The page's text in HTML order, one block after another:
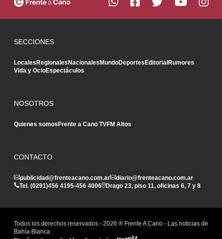
SECCIONES
LocalesRegionalesNacionalesMundoDeportesEditorialRumores
Vida y OcioEspectáculos
NOSOTROS
Quienes somosFrente a Cano TVFM Altos
CONTACTO
publicidad@frenteacano.com.ar
diario@frenteacano.com.ar
Tel. (0291)456 4195-456 4006 Drago 23, piso 11, oficinas 6, 7 y 8
Todos los derechos reservados - 2026 ® Frente A Cano - Las noticias de
Bahía Blanca